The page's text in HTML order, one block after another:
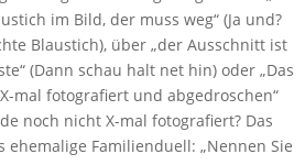
im Bild, der muss weg“ (Ja und?
Blaustich), über „der Ausschnitt ist
(Dann schau halt net hin) oder „Das
mal fotografiert und abgedroschen“
noch nicht X-mal fotografiert? Das
ehemalige Familienduell: „Nennen Sie